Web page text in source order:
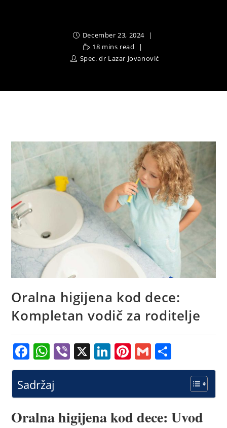
December 23, 2024
18 mins read
Spec. dr Lazar Jovanović
Oralna higijena kod dece:
Kompletan vodič za roditelje
F
a
c
e
b
W
h
at
s
A
Vi
b
X Li
n
e
dI
Pi
nt
e
st
G
m
l
h
e
Sadržaj
Oralna higijena kod dece: Uvod